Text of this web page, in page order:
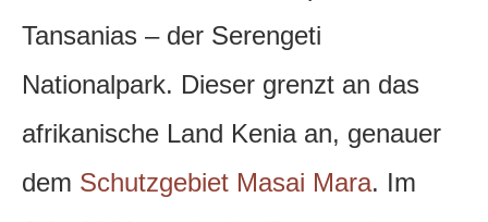
Tansanias – der Serengeti
Nationalpark. Dieser grenzt an das
afrikanische Land Kenia an, genauer
dem Schutzgebiet Masai Mara. Im